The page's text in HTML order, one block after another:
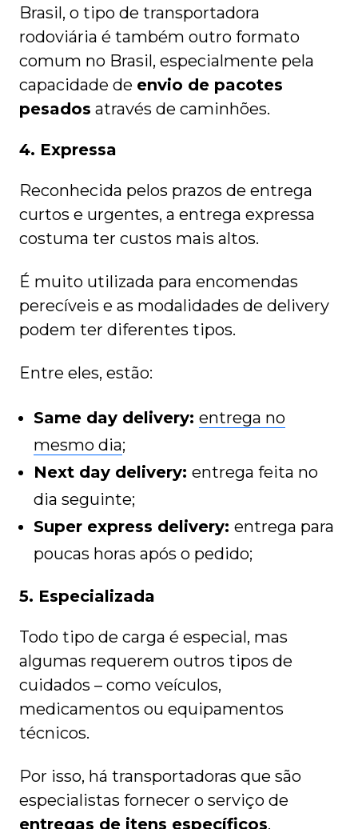
Brasil, o tipo de transportadora
rodoviária é também outro formato
comum no Brasil, especialmente pela
capacidade de envio de pacotes
pesados através de caminhões.
4. Expressa
Reconhecida pelos prazos de entrega
curtos e urgentes, a entrega expressa
costuma ter custos mais altos.
É muito utilizada para encomendas
perecíveis e as modalidades de delivery
podem ter diferentes tipos.
Entre eles, estão:
Same day delivery: entrega no
mesmo dia;
Next day delivery: entrega feita no
dia seguinte;
Super express delivery: entrega para
poucas horas após o pedido;
5. Especializada
Todo tipo de carga é especial, mas
algumas requerem outros tipos de
cuidados – como veículos,
medicamentos ou equipamentos
técnicos.
Por isso, há transportadoras que são
especialistas fornecer o serviço de
entregas de itens específicos.